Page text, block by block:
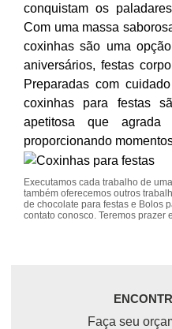
conquistam os
Com uma massa
coxinhas são uma
aniversários, festas
Preparadas com
coxinhas para festas
apetitosa que
proporcionando
Executamos cada trabalho de
também oferecemos outros
de chocolate para festas e Bolos
contato conosco. Teremos prazer
Faça seu